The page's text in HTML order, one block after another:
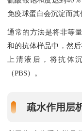
免疫球蛋白会沉淀而其
通常的方法是将非等
和的抗体样品中，然
上清液后，将抗体
（PBS）。
疏水作用层